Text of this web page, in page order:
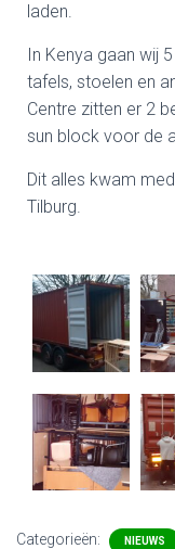
laden.
In Kenya gaan wij
tafels, stoelen en
Centre zitten er 2
sun block voor de
Dit alles kwam
Tilburg.
Categorieën: NIEUWS